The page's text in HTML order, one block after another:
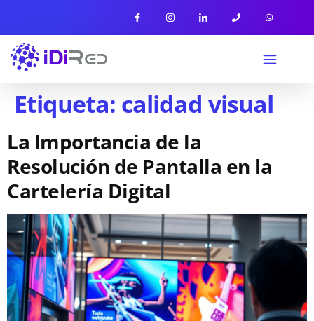
Etiqueta: calidad visual
La Importancia de la
Resolución de Pantalla en la
Cartelería Digital